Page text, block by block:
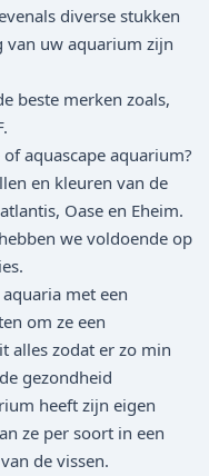
diverse stukken
van uw aquarium zijn
beste merken zoals,
aquascape aquarium?
en kleuren van de
Oase en Eheim.
we voldoende op
met een
om ze een
alles zodat er zo min
gezondheid
heeft zijn eigen
ze per soort in een
de vissen.